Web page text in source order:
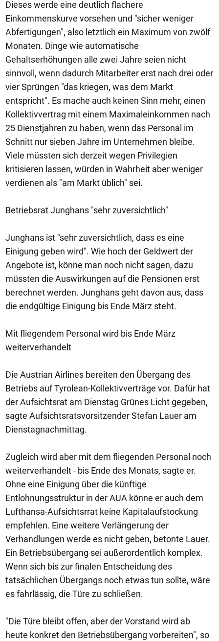
Dieses werde eine deutlich flachere
Einkommenskurve vorsehen und "sicher weniger
Abfertigungen", also letztlich ein Maximum von zwölf
Monaten. Dinge wie automatische
Gehaltserhöhungen alle zwei Jahre seien nicht
sinnvoll, wenn dadurch Mitarbeiter erst nach drei oder
vier Sprüngen "das kriegen, was dem Markt
entspricht". Es mache auch keinen Sinn mehr, einen
Kollektivvertrag mit einem Maximaleinkommen nach
25 Dienstjahren zu haben, wenn das Personal im
Schnitt nur sieben Jahre im Unternehmen bleibe.
Viele müssten sich derzeit wegen Privilegien
kritisieren lassen, würden in Wahrheit aber weniger
verdienen als "am Markt üblich" sei.
Betriebsrat Junghans "sehr zuversichtlich"
Junghans ist "sehr zuversichtlich, dass es eine
Einigung geben wird". Wie hoch der Geldwert der
Angebote ist, könne man noch nicht sagen, dazu
müssten die Auswirkungen auf die Pensionen erst
berechnet werden. Junghans geht davon aus, dass
die endgültige Einigung bis Ende März steht.
Mit fliegendem Personal wird bis Ende März
weiterverhandelt
Die Austrian Airlines bereiten den Übergang des
Betriebs auf Tyrolean-Kollektivverträge vor. Dafür hat
der Aufsichtsrat am Dienstag Grünes Licht gegeben,
sagte Aufsichtsratsvorsitzender Stefan Lauer am
Dienstagnachmittag.
Zugleich wird aber mit dem fliegenden Personal noch
weiterverhandelt - bis Ende des Monats, sagte er.
Ohne eine Einigung über die künftige
Entlohnungsstruktur in der AUA könne er auch dem
Lufthansa-Aufsichtsrrat keine Kapitalaufstockung
empfehlen. Eine weitere Verlängerung der
Verhandlungen werde es nicht geben, betonte Lauer.
Ein Betriebsübergang sei außerordentlich komplex.
Wenn sich bis zur finalen Entscheidung des
tatsächlichen Übergangs noch etwas tun sollte, wäre
es fahrlässig, die Türe zu schließen.
"Die Türe bleibt offen, aber der Vorstand wird ab
heute konkret den Betriebsübergang vorbereiten", so